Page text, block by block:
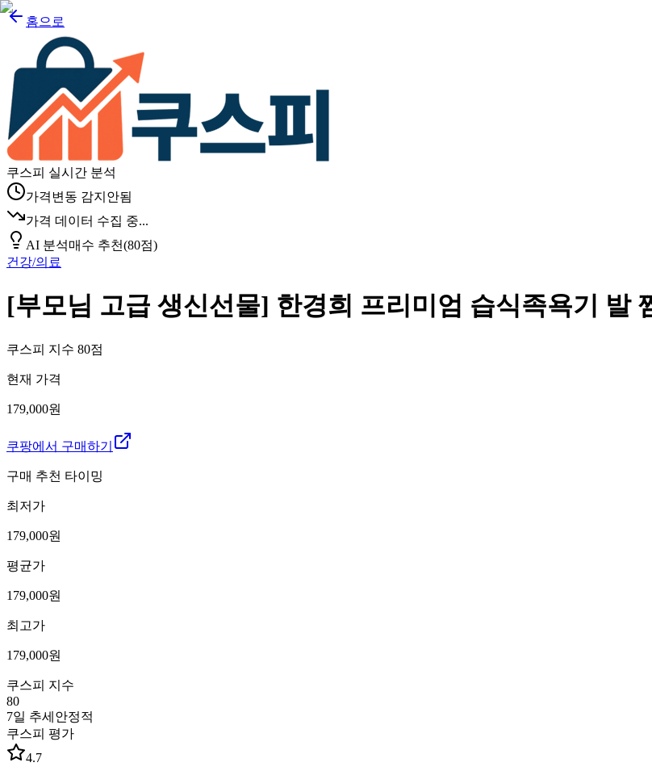
홈으로
쿠스피 실시간 분석
가격변동 감지안됨
가격 데이터 수집 중...
AI 분석매수 추천(80점)
건강/의료
[부모님 고급 생신선물] 한경희 프리미엄 습식족욕기 발
쿠스피 지수 80점
현재 가격
179,000원
쿠팡에서 구매하기
구매 추천 타이밍
최저가
179,000원
평균가
179,000원
최고가
179,000원
쿠스피 지수
80
7일 추세 안정적
쿠스피 평가
4.7